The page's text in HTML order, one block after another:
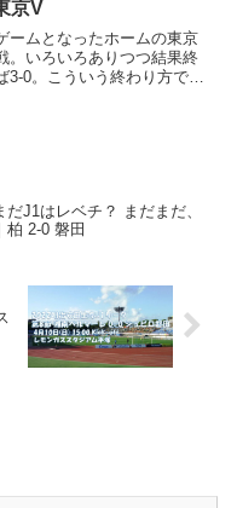
京V
ームとなったホームの東京
。いろいろありつつ結果終
3-0。こういう終わり方でき
J1はレベチ？ まだまだ、
柏 2-0 磐田